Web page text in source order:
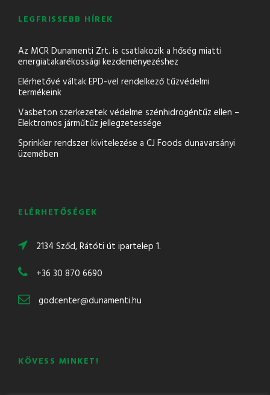
LEGFRISSEBB HÍREK
Az MCR Dunamenti Zrt. is csatlakozik a hőség miatti
energiatakarékossági kezdeményezéshez
Elérhetővé váltak EPD-vel rendelkező tűzvédelmi
termékeink
Vasbeton szerkezetek védelme szénhidrogéntűz ellen –
Elektromos járműtűz jellegzetessége
Sprinkler rendszer kivitelezése a CJ Foods dunavarsányi
üzemében
ELÉRHETŐSÉGEK
2134 Sződ, Rátóti út ipartelep 1.
+36 30 870 6690
godcenter@dunamenti.hu
KÖVESS MINKET!